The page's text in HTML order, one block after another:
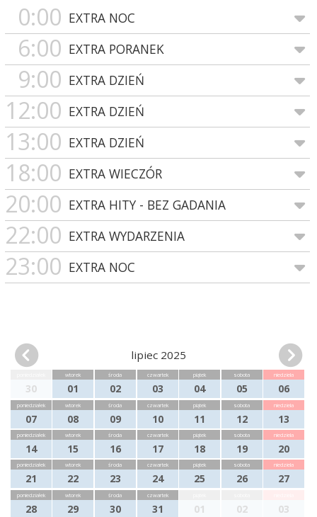
0:00 EXTRA NOC
6:00 EXTRA PORANEK
9:00 EXTRA DZIEŃ
12:00 EXTRA DZIEŃ
13:00 EXTRA DZIEŃ
18:00 EXTRA WIECZÓR
20:00 EXTRA HITY - BEZ GADANIA
22:00 EXTRA WYDARZENIA
23:00 EXTRA NOC
lipiec 2025
30
wtorek
01
środa
02
czwartek
03
piątek
04
sobota
05
niedziela
06
poniedziałek
07
wtorek
08
środa
09
czwartek
10
piątek
11
sobota
12
niedziela
13
poniedziałek
14
wtorek
15
środa
16
czwartek
17
piątek
18
sobota
19
niedziela
20
poniedziałek
21
wtorek
22
środa
23
czwartek
24
piątek
25
sobota
26
niedziela
27
poniedziałek
28
wtorek
29
środa
30
czwartek
31 01 02 03